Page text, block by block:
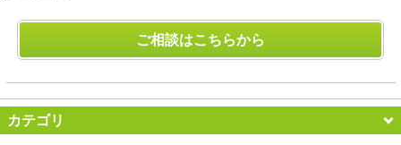
ご相談はこちらから
カテゴリ